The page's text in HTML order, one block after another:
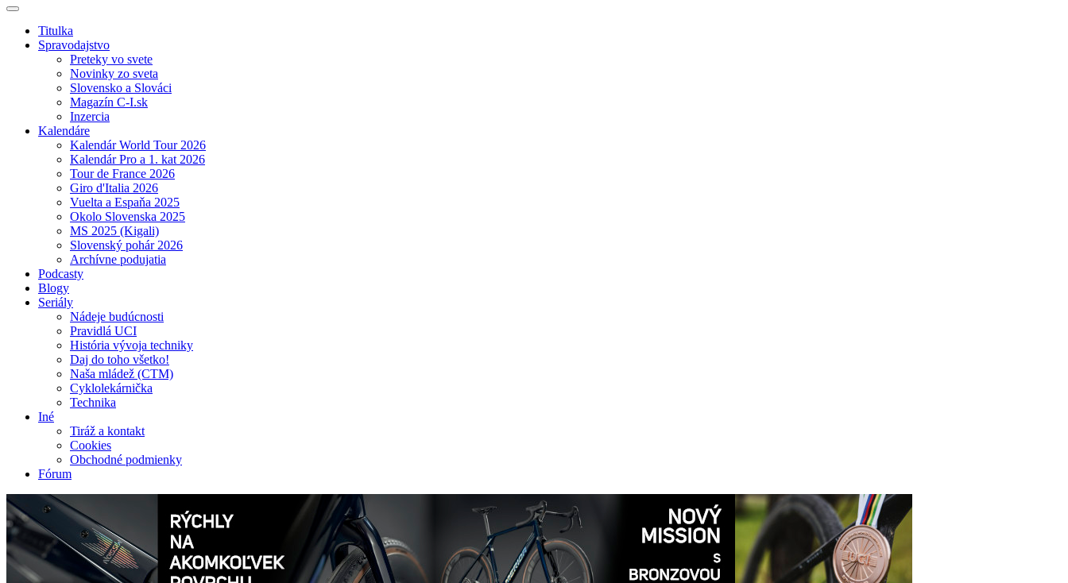
Titulka
Spravodajstvo
Preteky vo svete
Novinky zo sveta
Slovensko a Slováci
Magazín C-I.sk
Inzercia
Kalendáre
Kalendár World Tour 2026
Kalendár Pro a 1. kat 2026
Tour de France 2026
Giro d'Italia 2026
Vuelta a Espaňa 2025
Okolo Slovenska 2025
MS 2025 (Kigali)
Slovenský pohár 2026
Archívne podujatia
Podcasty
Blogy
Seriály
Nádeje budúcnosti
Pravidlá UCI
História vývoja techniky
Daj do toho všetko!
Naša mládež (CTM)
Cyklolekárnička
Technika
Iné
Tiráž a kontakt
Cookies
Obchodné podmienky
Fórum